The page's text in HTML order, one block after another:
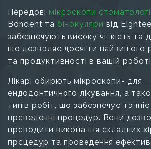
Передові мікроскопи
Bondent та бінокуляри від
забезпечують високу чіткість та
що дозволяє досягти найвищого
та продуктивності в вашій
Лікарі обирють мікроскопи- для
ендодонтичного лікування, а
типів робіт, що забезпечує
проведенні процедур. Вони
проводити виконання складних
процедур та проведення